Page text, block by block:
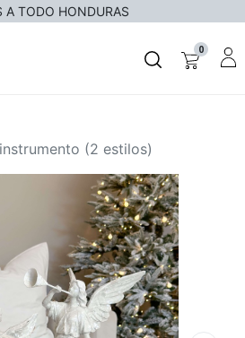
A TODO HONDURAS
0
(2 estilos)